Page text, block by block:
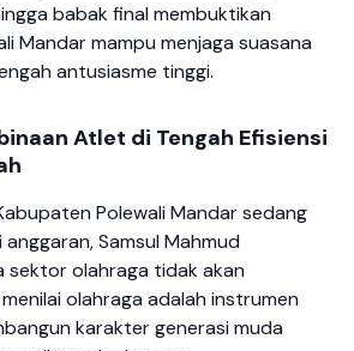
babak final membuktikan
Mandar mampu menjaga suasana
antusiasme tinggi.
Atlet di Tengah Efisiensi
Polewali Mandar sedang
Samsul Mahmud
sektor olahraga tidak akan
olahraga adalah instrumen
karakter generasi muda